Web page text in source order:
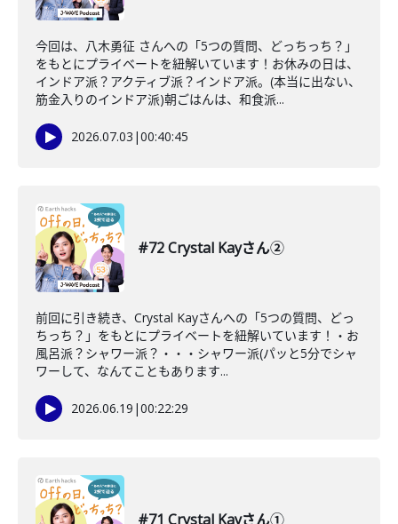
今回は、八木勇征 さんへの「5つの質問、どっちっち？」
をもとにプライベートを紐解いています！お休みの日は、
インドア派？アクティブ派？インドア派。(本当に出ない、
筋金入りのインドア派)朝ごはんは、和食派...
2026.07.03 |00:40:45
#72 Crystal Kayさん②
前回に引き続き、Crystal Kayさんへの「5つの質問、どっ
ちっち？」をもとにプライベートを紐解いています！・お
風呂派？シャワー派？・・・シャワー派(パッと5分でシャ
ワーして、なんてこともあります...
2026.06.19 |00:22:29
#71 Crystal Kayさん①